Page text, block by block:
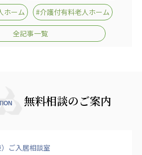
ホーム #介護付有料老人ホーム
全記事一覧
無料相談のご案内
ご入居相談室